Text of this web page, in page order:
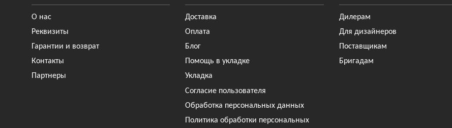
О нас
Реквизиты
Гарантии и возврат
Контакты
Партнеры
Доставка
Оплата
Блог
Помощь в укладке
Укладка
Согласие пользователя
Обработка персональных данных
Политика обработки персональных
Дилерам
Для дизайнеров
Поставщикам
Бригадам